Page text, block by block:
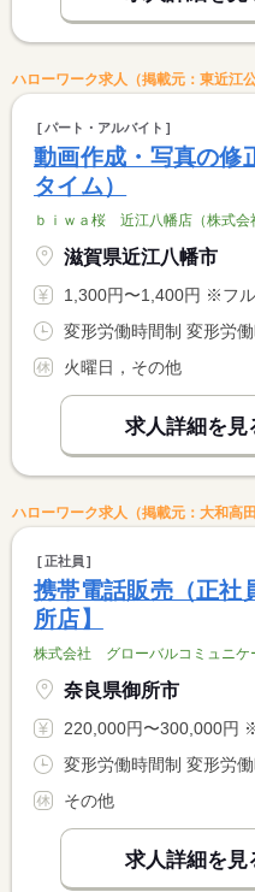
ハローワーク求人（掲載元：東近江
パート・アルバイト
動画作成・写真の修
タイム）
ｂｉｗａ桜 近江八幡店（株式会
滋賀県近江八幡市
1,300円〜1,400円 ※フルタイム求人の場合は月
火曜日，その他
求人詳細を見
ハローワーク求人（掲載元：大和高
正社員
携帯電話販売（正社
所店】
株式会社 グローバルコミュニケ
奈良県御所市
220,000円〜300,000円 ※フルタイム求人の場合は月
その他
求人詳細を見